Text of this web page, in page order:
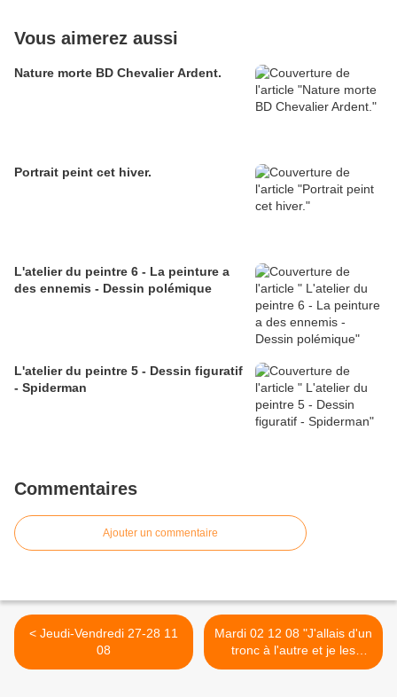
Vous aimerez aussi
Nature morte BD Chevalier Ardent.
Portrait peint cet hiver.
L'atelier du peintre 6 - La peinture a
des ennemis - Dessin polémique
L'atelier du peintre 5 - Dessin figuratif
- Spiderman
Commentaires
Ajouter un commentaire
< Jeudi-Vendredi 27-28 11
08
Mardi 02 12 08 "J'allais d'un
tronc à l'autre et je les
embrassais" >